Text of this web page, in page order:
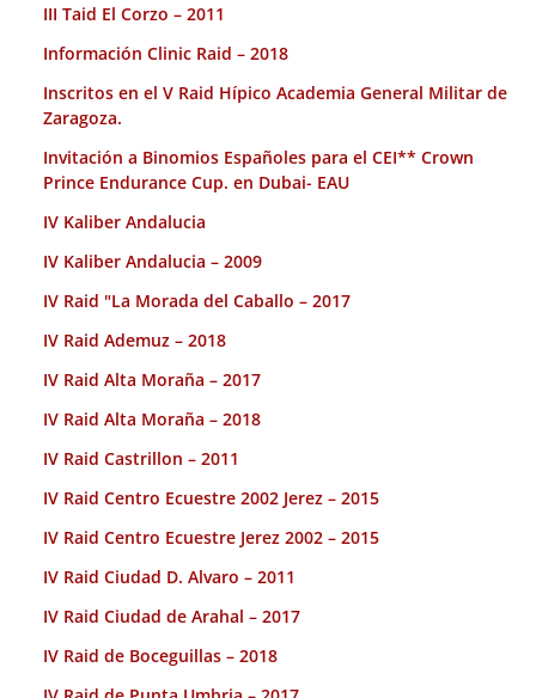
III Taid El Corzo – 2011
Información Clinic Raid – 2018
Inscritos en el V Raid Hípico Academia General Militar de
Zaragoza.
Invitación a Binomios Españoles para el CEI** Crown
Prince Endurance Cup. en Dubai- EAU
IV Kaliber Andalucia
IV Kaliber Andalucia – 2009
IV Raid "La Morada del Caballo – 2017
IV Raid Ademuz – 2018
IV Raid Alta Moraña – 2017
IV Raid Alta Moraña – 2018
IV Raid Castrillon – 2011
IV Raid Centro Ecuestre 2002 Jerez – 2015
IV Raid Centro Ecuestre Jerez 2002 – 2015
IV Raid Ciudad D. Alvaro – 2011
IV Raid Ciudad de Arahal – 2017
IV Raid de Boceguillas – 2018